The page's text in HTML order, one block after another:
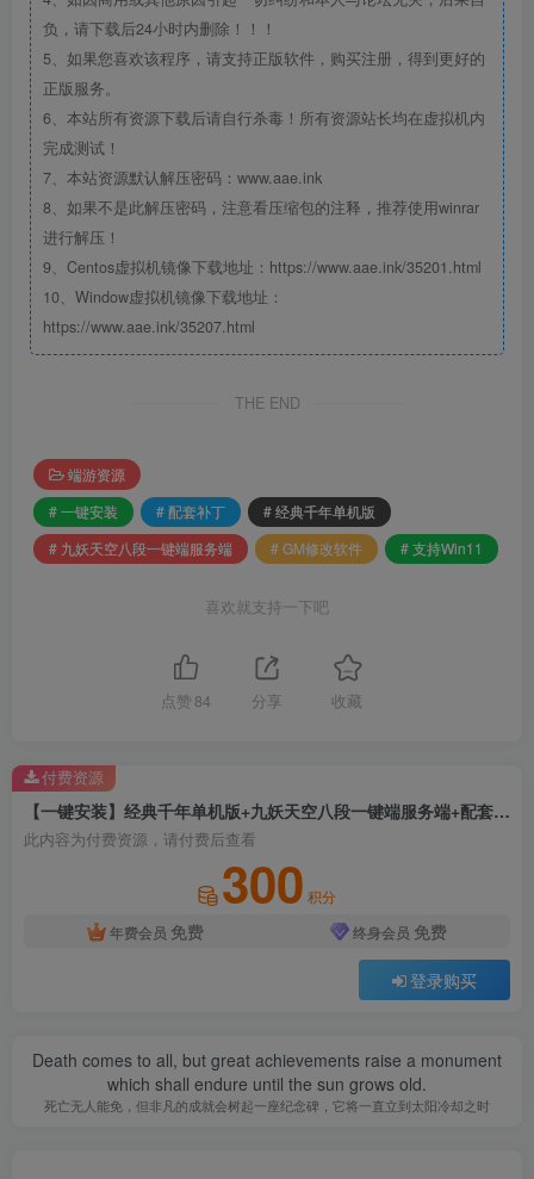
负，请下载后24小时内删除！！！
5、如果您喜欢该程序，请支持正版软件，购买注册，得到更好的
正版服务。
6、本站所有资源下载后请自行杀毒！所有资源站长均在虚拟机内
完成测试！
7、本站资源默认解压密码：www.aae.ink
8、如果不是此解压密码，注意看压缩包的注释，推荐使用winrar
进行解压！
9、Centos虚拟机镜像下载地址：https://www.aae.ink/35201.html
10、Window虚拟机镜像下载地址：
https://www.aae.ink/35207.html
THE END
端游资源
# 一键安装
# 配套补丁
# 经典千年单机版
# 九妖天空八段一键端服务端
# GM修改软件 # 支持Win11
喜欢就支持一下吧
点赞 84 分享 收藏
【一键安装】经典千年单机版+九妖天空八段一键端服务端+配套补丁+GM修改软件+支持Win11
此内容为付费资源，请付费后查看
300 积分
年费会员 免费 终身会员 免费
登录购买
付费资源
Death comes to all, but great achievements raise a monument
which shall endure until the sun grows old.
死亡无人能免，但非凡的成就会树起一座纪念碑，它将一直立到太阳冷却之时